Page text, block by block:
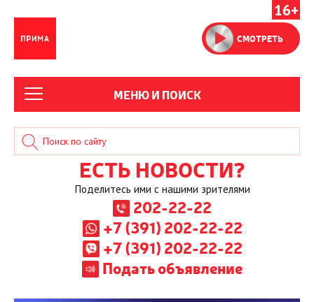
16+
СМОТРЕТЬ
МЕНЮ И ПОИСК
ЕСТЬ НОВОСТИ?
Поделитесь ими с нашими зрителями
202-22-22
+7 (391) 202-22-22
+7 (391) 202-22-22
Подать объявление